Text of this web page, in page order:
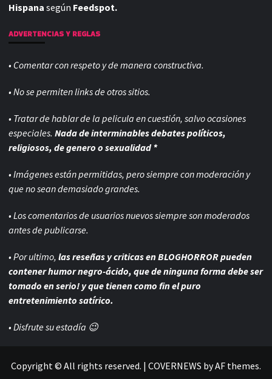
Hispana según Feedspot.
ADVERTENCIAS Y REGLAS
• Comentar con respeto y de manera constructiva.
• No se permiten links de otros sitios.
• Tratar de hablar de la pelicula en cuestión, salvo ocasiones
especiales. Nada de interminables debates políticos,
religiosos, de genero o sexualidad *
• Imágenes están permitidas, pero siempre conmoderación y
que no sean demasiado grandes.
• Los comentarios de usuarios nuevos siempre son moderados
antes de publicarse.
• Por ultimo, las reseñas y criticas en BLOGHORROR pueden
contener humor negro-ácido, que de ninguna forma debe ser
tomado en serio! y que tienen como fin el puro
entretenimiento satírico.
• Disfrute su estadía 😉
Copyright © All rights reserved. | COVERNEWS by AF themes.